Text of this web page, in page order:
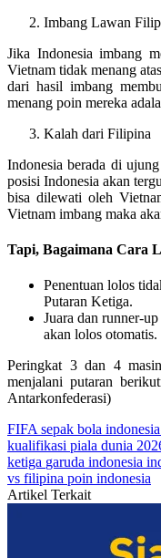
Imbang Lawan
Jika Indonesia imbang
Vietnam tidak menang
dari hasil imbang
menang poin mereka
Kalah dari Filipina
Indonesia berada di
posisi Indonesia akan
bisa dilewati oleh
Vietnam imbang maka
Tapi, Bagaimana Cara
Penentuan lolos
Putaran Ketiga.
Juara dan runner-
akan lolos otomatis.
Peringkat 3 dan 4
menjalani putaran
Antarkonfederasi)
FIFA sepak bola indonesia
kualifikasi piala dunia
ketiga garuda indonesia
vs filipina poin indonesia
Artikel Terkait